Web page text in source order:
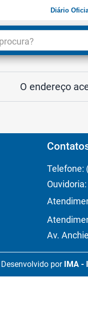
Diário
O endereço
Telefone:
Av.
Desenvolvido por IMA